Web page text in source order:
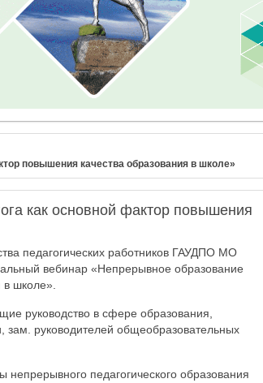
повышения качества образования в школе»
как основной фактор повышения
педагогических работников ГАУДПО МО
вебинар «Непрерывное образование
в школе».
руководство в сфере образования,
зам. руководителей общеобразовательных
педагогического образования